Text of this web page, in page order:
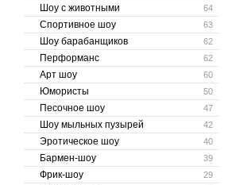
64
Шоу с животными
63
Спортивное шоу
62
Шоу барабанщиков
62
Перформанс
60
Арт шоу
50
Юмористы
47
Песочное шоу
42
Шоу мыльных пузырей
40
Эротическое шоу
39
Бармен-шоу
29
Фрик-шоу